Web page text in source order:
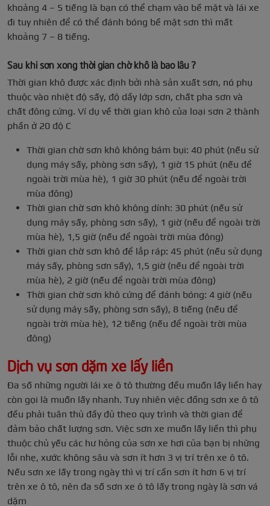
khoảng 4 – 5 tiếng là bạn có thể chạm vào bề mặt và lái xe
đi tuy nhiên để có thể đánh bóng bề mặt sơn thì mất
khoảng 7 – 8 tiếng.
Sau khi sơn xong thời gian chờ khô là bao lâu ?
Thời gian khô được xác định bởi nhà sản xuất sơn, nó phụ
thuộc vào nhiệt độ sấy, độ dầy lớp sơn, chất pha sơn và
chất đông cứng. Ví dụ về thời gian khô của loại sơn 2 thành
phần ở 20 độ C
Thời gian chờ sơn khô không bám bụi: 40 phút (nếu sử
dụng máy sấy, phòng sơn sấy), 1 giờ 15 phút (nếu để
ngoài trời mùa hè), 1 giờ 30 phút (nếu để ngoài trời
mùa đông)
Thời gian chờ sơn khô không dính: 30 phút (nếu sử
dụng máy sấy, phòng sơn sấy), 1 giờ (nếu để ngoài trời
mùa hè), 1,5 giờ (nếu để ngoài trời mùa đông)
Thời gian chờ sơn khô để lắp ráp: 45 phút (nếu sử dụng
máy sấy, phòng sơn sấy), 1,5 giờ (nếu để ngoài trời
mùa hè), 2 giờ (nếu để ngoài trời mùa đông)
Thời gian chờ sơn khô cứng để đánh bóng: 4 giờ (nếu
sử dụng máy sấy, phòng sơn sấy), 8 tiếng (nếu để
ngoài trời mùa hè), 12 tiếng (nếu để ngoài trời mùa
đông)
Dịch vụ sơn dặm xe lấy liền
Đa số những người lái xe ô tô thường đều muốn lấy liền hay
còn gọi là muốn lấy nhanh. Tuy nhiên việc đồng sơn xe ô tô
đều phải tuân thủ đầy đủ theo quy trình và thời gian để
đảm bảo chất lượng sơn. Việc sơn xe muốn lấy liền thì phụ
thuộc chủ yếu các hư hỏng của sơn xe hơi của bạn bị những
lỗi nhẹ, xước không sâu và sơn ít hơn 3 vị trí trên xe ô tô.
Nếu sơn xe lấy trong ngày thì vị trí cần sơn ít hơn 6 vị trí
trên xe ô tô, nên đa số sơn xe ô tô lấy trong ngày là sơn vá
dặm